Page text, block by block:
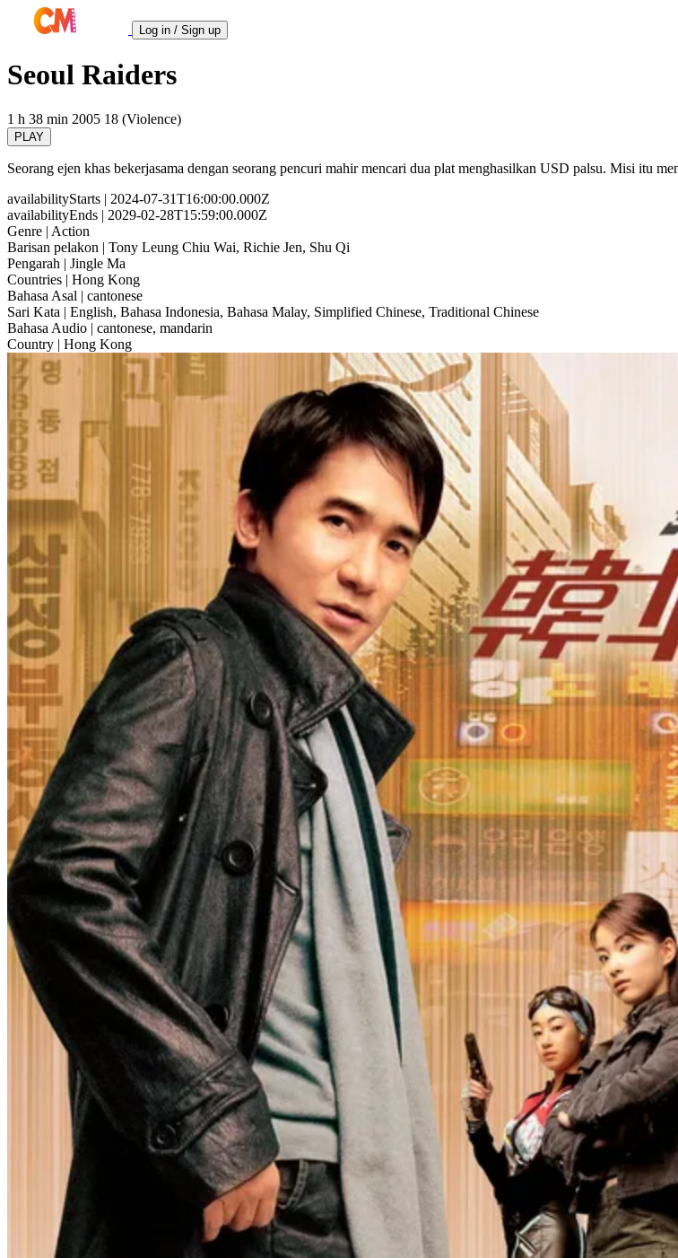
Log in / Sign up
Seoul Raiders
1 h 38 min 2005 18 (Violence)
PLAY
Seorang ejen khas bekerjasama dengan seorang pencuri mahir mencari dua plat menghasilkan USD palsu. Misi itu
availabilityStarts | 2024-07-31T16:00:00.000Z
availabilityEnds | 2029-02-28T15:59:00.000Z
Genre | Action
Barisan pelakon | Tony Leung Chiu Wai, Richie Jen, Shu Qi
Pengarah | Jingle Ma
Countries | Hong Kong
Bahasa Asal | cantonese
Sari Kata | English, Bahasa Indonesia, Bahasa Malay, Simplified Chinese, Traditional Chinese
Bahasa Audio | cantonese, mandarin
Country | Hong Kong